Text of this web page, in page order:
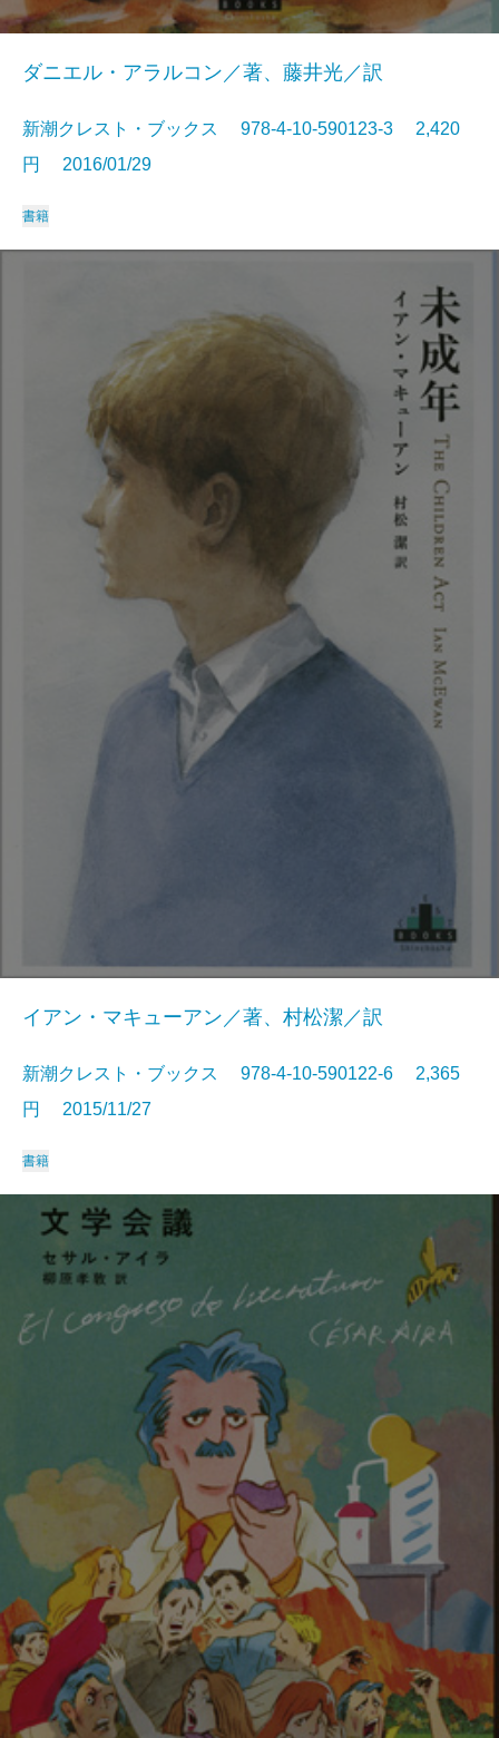
ダニエル・アラルコン／著、藤井光／訳
新潮クレスト・ブックス 978-4-10-590123-3 2,420
円 2016/01/29
書籍
イアン・マキューアン／著、村松潔／訳
新潮クレスト・ブックス 978-4-10-590122-6 2,365
円 2015/11/27
書籍